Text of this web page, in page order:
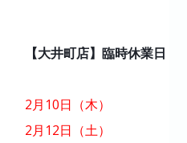
【大井町店】臨時休業日
2月10日（木）
2月12日（土）